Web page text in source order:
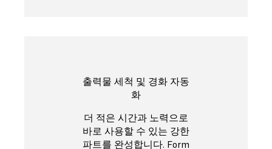
출력물 세척 및 경화 자동
화
더 적은 시간과 노력으로
바로 사용할 수 있는 강한
파트를 완성합니다. Form